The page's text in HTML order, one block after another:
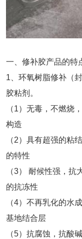
一、修补胶产品的特
1、环氧树脂修补（
胶粘剂。
（1）无毒，不燃烧
构造
（2）具有超强的粘
的特性
（3） 耐候性强，
的抗冻性
（4）不再乳化的水
基地结合层
（5）抗腐蚀，抗酸